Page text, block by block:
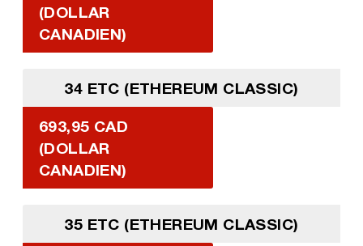
(DOLLAR
CANADIEN)
34 ETC (ETHEREUM CLASSIC)
693,95 CAD
(DOLLAR
CANADIEN)
35 ETC (ETHEREUM CLASSIC)